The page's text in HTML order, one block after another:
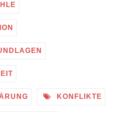
KONFLIKTE